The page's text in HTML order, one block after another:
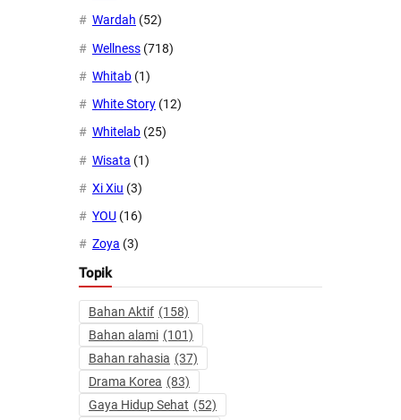
Wardah (52)
Wellness (718)
Whitab (1)
White Story (12)
Whitelab (25)
Wisata (1)
Xi Xiu (3)
YOU (16)
Zoya (3)
Topik
Bahan Aktif (158)
Bahan alami (101)
Bahan rahasia (37)
Drama Korea (83)
Gaya Hidup Sehat (52)